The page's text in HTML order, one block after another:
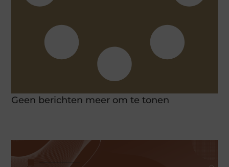
Geen berichten meer om te tonen